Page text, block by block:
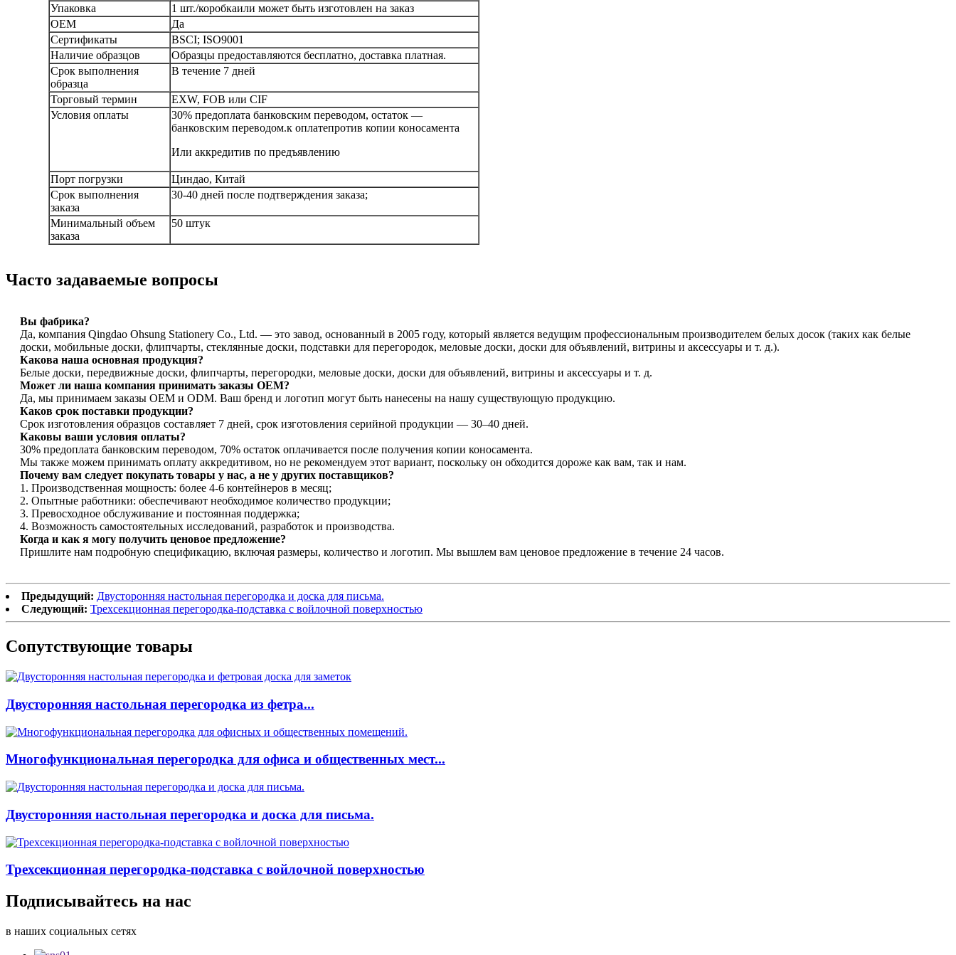
Упаковка
1 шт./коробкаили может быть изготовлен на заказ
OEM
Да
Сертификаты
BSCI; ISO9001
Наличие образцов
Образцы предоставляются бесплатно, доставка платная.
Срок выполнения
образца
В течение 7 дней
Торговый термин
EXW, FOB или CIF
Условия оплаты
30% предоплата банковским переводом, остаток —
банковским переводом.к оплатепротив копии коносамента
Или аккредитив по предъявлению
Порт погрузки
Циндао, Китай
Срок выполнения
заказа
30-40 дней после подтверждения заказа;
Минимальный объем
заказа
50 штук
Часто задаваемые вопросы
Вы фабрика?
Да, компания Qingdao Ohsung Stationery Co., Ltd. — это завод, основанный в 2005 году, который является ведущим профессиональным производителем белых досок (таких как белые
доски, мобильные доски, флипчарты, стеклянные доски, подставки для перегородок, меловые доски, доски для объявлений, витрины и аксессуары и т. д.).
Какова наша основная продукция?
Белые доски, передвижные доски, флипчарты, перегородки, меловые доски, доски для объявлений, витрины и аксессуары и т. д.
Может ли наша компания принимать заказы OEM?
Да, мы принимаем заказы OEM и ODM. Ваш бренд и логотип могут быть нанесены на нашу существующую продукцию.
Каков срок поставки продукции?
Срок изготовления образцов составляет 7 дней, срок изготовления серийной продукции — 30–40 дней.
Каковы ваши условия оплаты?
30% предоплата банковским переводом, 70% остаток оплачивается после получения копии коносамента.
Мы также можем принимать оплату аккредитивом, но не рекомендуем этот вариант, поскольку он обходится дороже как вам, так и нам.
Почему вам следует покупать товары у нас, а не у других поставщиков?
1. Производственная мощность: более 4-6 контейнеров в месяц;
2. Опытные работники: обеспечивают необходимое количество продукции;
3. Превосходное обслуживание и постоянная поддержка;
4. Возможность самостоятельных исследований, разработок и производства.
Когда и как я могу получить ценовое предложение?
Пришлите нам подробную спецификацию, включая размеры, количество и логотип. Мы вышлем вам ценовое предложение в течение 24 часов.
Предыдущий: Двусторонняя настольная перегородка и доска для письма.
Следующий: Трехсекционная перегородка-подставка с войлочной поверхностью
Сопутствующие товары
Двусторонняя настольная перегородка из фетра...
Многофункциональная перегородка для офиса и общественных мест...
Двусторонняя настольная перегородка и доска для письма.
Трехсекционная перегородка-подставка с войлочной поверхностью
Подписывайтесь на нас
в наших социальных сетях